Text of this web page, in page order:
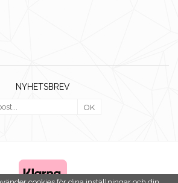
NYHETSBREV
OK